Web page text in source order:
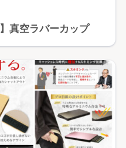
真空ラバーカップ